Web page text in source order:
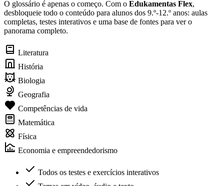
O glossário é apenas o começo. Com o Edukamentas Flex,
desbloqueie todo o conteúdo para alunos dos 9.º-12.º anos: aulas
completas, testes interativos e uma base de fontes para ver o
panorama completo.
Literatura
História
Biologia
Geografia
Competências de vida
Matemática
Física
Economia e empreendedorismo
Todos os testes e exercícios interativos